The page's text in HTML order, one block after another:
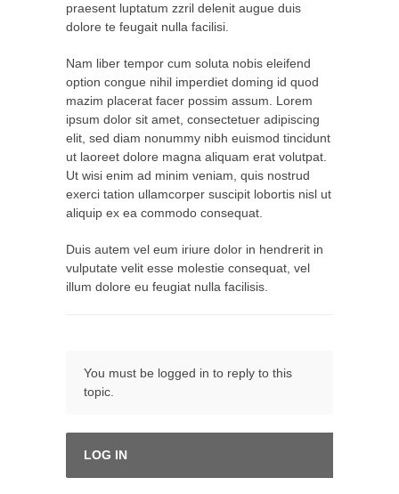
praesent luptatum zzril delenit augue duis
dolore te feugait nulla facilisi.
Nam liber tempor cum soluta nobis eleifend
option congue nihil imperdiet doming id quod
mazim placerat facer possim assum. Lorem
ipsum dolor sit amet, consectetuer adipiscing
elit, sed diam nonummy nibh euismod tincidunt
ut laoreet dolore magna aliquam erat volutpat.
Ut wisi enim ad minim veniam, quis nostrud
exerci tation ullamcorper suscipit lobortis nisl ut
aliquip ex ea commodo consequat.
Duis autem vel eum iriure dolor in hendrerit in
vulputate velit esse molestie consequat, vel
illum dolore eu feugiat nulla facilisis.
You must be logged in to reply to this
topic.
LOG IN